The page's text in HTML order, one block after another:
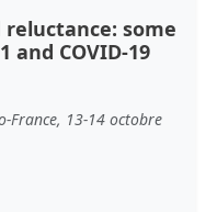
reluctance: some
and COVID-19
France, 13-14 octobre